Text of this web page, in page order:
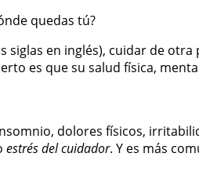
quedas tú?
siglas en inglés), cuidar de
es que su salud física,
dolores físicos,
estrés del cuidador. Y es más